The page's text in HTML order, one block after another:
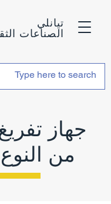
تيانلي
الصناعات
جهاز
من